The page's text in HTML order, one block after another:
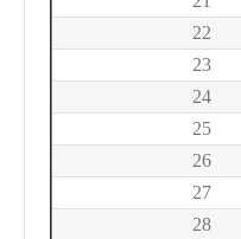
22
23
24
25
26
27
28